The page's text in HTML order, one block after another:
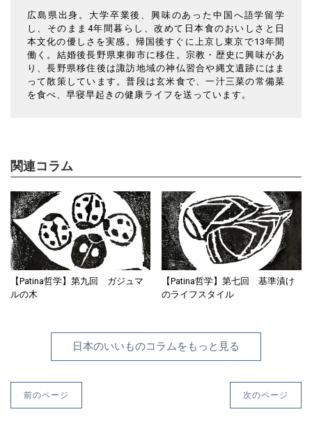
広島県出身。大学卒業後、興味のあった中国へ語学留学
し、そのまま4年間暮らし、改めて日本食のおいしさと日
本文化の優しさを実感。帰国後すぐに上京し東京で13年間
働く。結婚後長野県東御市に移住。宗教・歴史に興味があ
り、長野県移住後は諏訪地域の神仏習合や縄文遺跡にはま
って散策しています。普段は玄米食で、一汁三菜の常備菜
を食べ、早寝早起きの健康ライフを送っています。
関連コラム
【Patina哲学】第九回 ガジュマ
ルの木
【Patina哲学】第七回 基準漬け
のライフスタイル
日本のいいものコラムをもっと見る
前のページ 次のページ